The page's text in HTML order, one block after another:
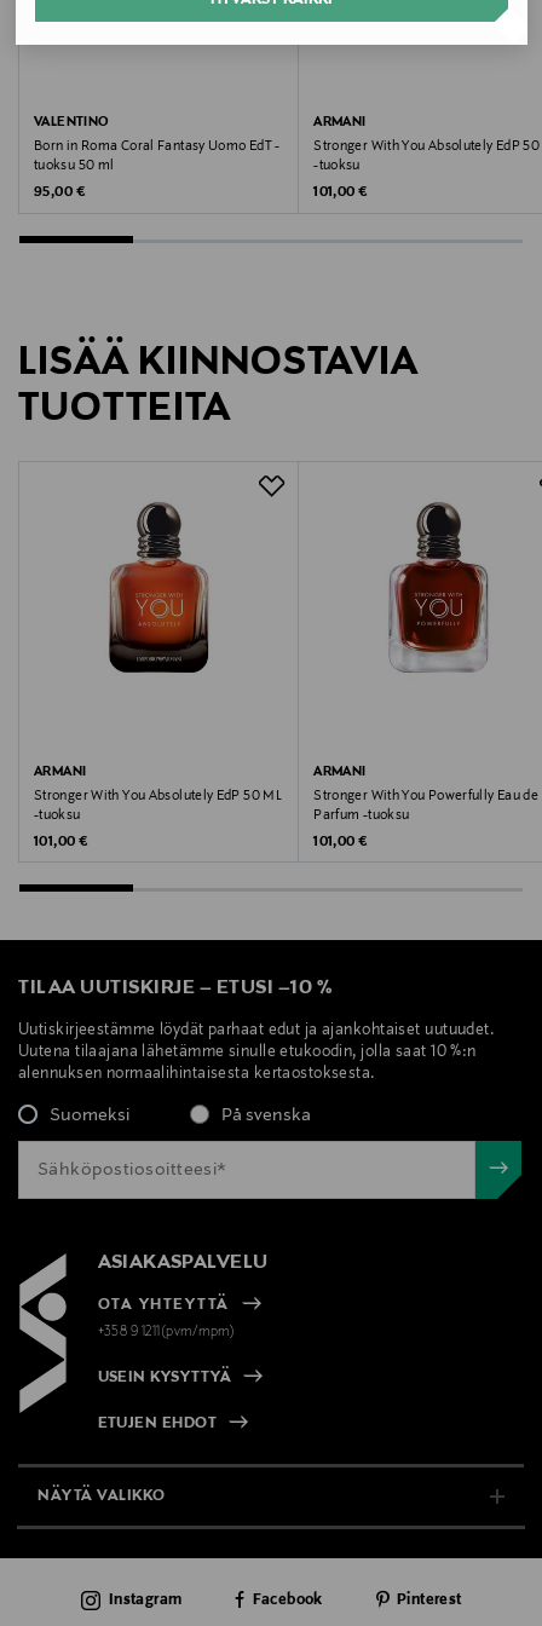
Väri
Koko
50 ml
3614272225701
Valmistaja
Valmistajan osoite
VIA BORGONUOVO 11, MILANO, 20121, ITALY
Digitaalinen osoite
https://www.armani.com/en-fi/help/contact-
VALENTINO
Born in Roma Coral Fantasy Uomo EdT -
tuoksu 50 ml
Original Price
95,00 €
ARMANI
Stronger With You Absolutely EdP 50
-tuoksu
Original Price
101,00 €
LISÄÄ KIINNOSTAVIA
TUOTTEITA
ARMANI
Stronger With You Absolutely EdP 50 ML
-tuoksu
Original Price
101,00 €
ARMANI
Stronger With You Powerfully Eau de
Parfum -tuoksu
Original Price
101,00 €
TILAA UUTISKIRJE – ETUSI –10 %
Uutiskirjeestämme löydät parhaat edut ja ajankohtaiset uutuudet.
Uutena tilaajana lähetämme sinulle etukoodin, jolla saat 10 %:n
alennuksen normaalihintaisesta kertaostoksesta.
Suomeksi På svenska
ASIAKASPALVELU
OTA YHTEYTTÄ
+358 9 1211(pvm/mpm)
USEIN KYSYTTYÄ
ETUJEN EHDOT
NÄYTÄ VALIKKO
AJANKOHTAISTA
Instagram Facebook Pinterest